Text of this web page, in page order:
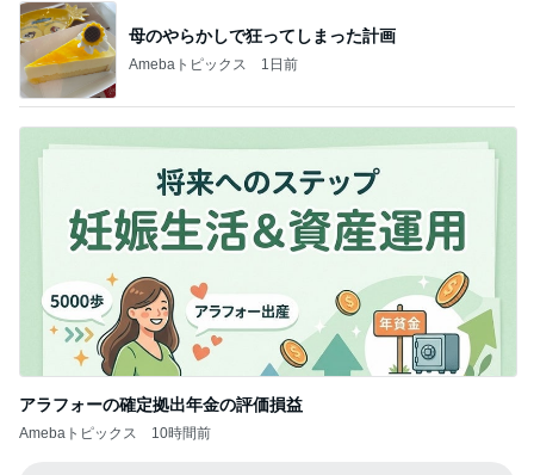
母のやらかしで狂ってしまった計画
Amebaトピックス 1日前
アラフォーの確定拠出年金の評価損益
Amebaトピックス 10時間前